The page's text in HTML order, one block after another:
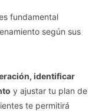
fundamental
según sus
identificar
y ajustar tu plan de
te permitirá